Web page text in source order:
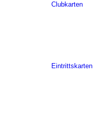
Clubkarten
Eintrittskarten